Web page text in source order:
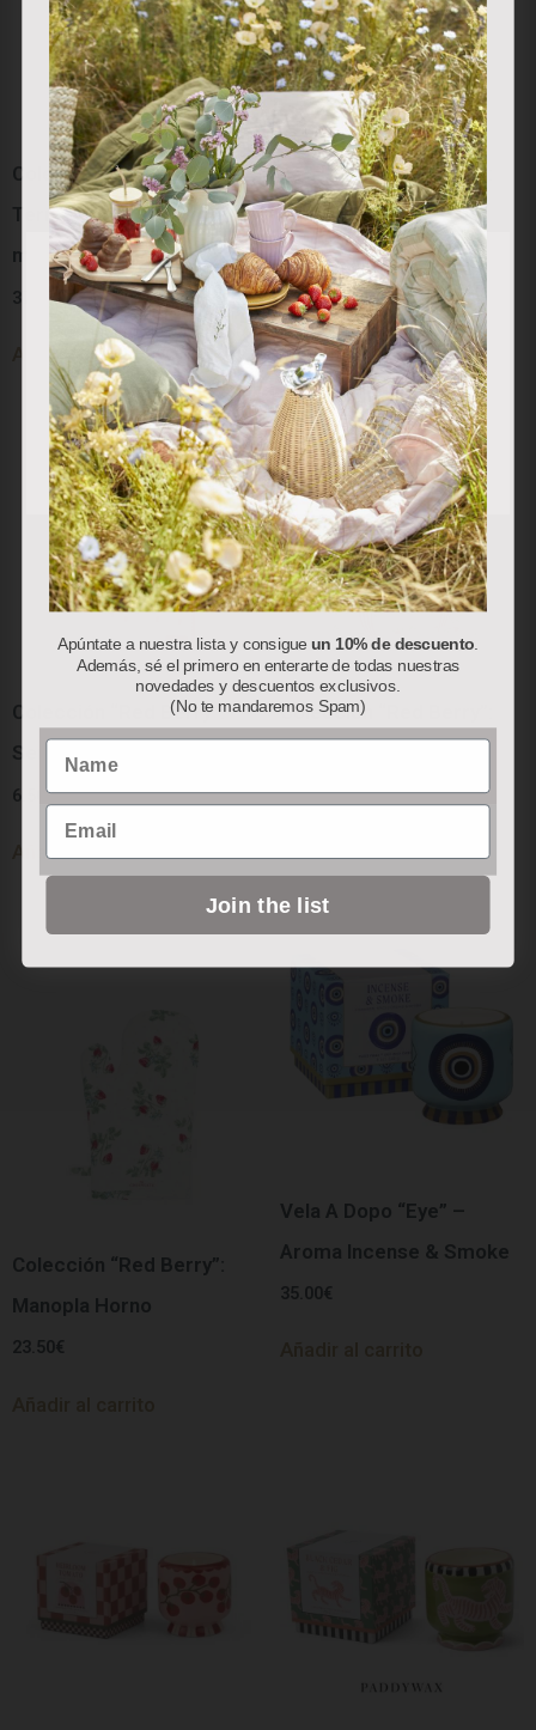
Colección “Red Berry”:
Termo Blanco Berry (800
ml)
37.00€
Añadir al carrito
Colección “Red Berry”:
Mug Porcelana
27.50€
Añadir al carrito
Colección “Red Berry”:
Servilletas de Papel
6.50 €
Añadir al carrito
Colección “Red Berry”:
78.00€
Añadir al carrito
Colección “Red Berry”:
Manopla Horno
23.50 €
Vela A Dopo “Eye” –
Aroma Incense & Smoke
35.00€
Utilizamos cookies propias y de terceros para analizar
nuestros servicios y mostrarle publicidad relacionada con
sus preferencias en base a un perfil elaborado a partir de
sus hábitos de navegación (por ejemplo, páginas
visitadas). Puede obtener más información y configurar
sus preferencias.
Aceptar Rechazar Personalizar
Apúntate a nuestra lista y consigue un 10% de descuento
Además, sé el primero en enterarte de todas nuestras
novedades y descuentos exclusivos.
(No te mandaremos Spam)
Name
Email
Join the list